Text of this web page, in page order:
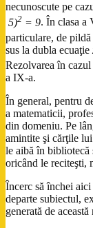
necunoscute pe
5)2 = 9. În clasa a
particulare, de pildă
sus la dubla ecuaţie
Rezolvarea în
a IX-a.
În general, pentru
a matematicii,
din domeniu. Pe
amintite şi cărţile lui
le aibă în bibliotecă
oricând le reciteşti,
Încerc să închei
departe subiectul,
generată de